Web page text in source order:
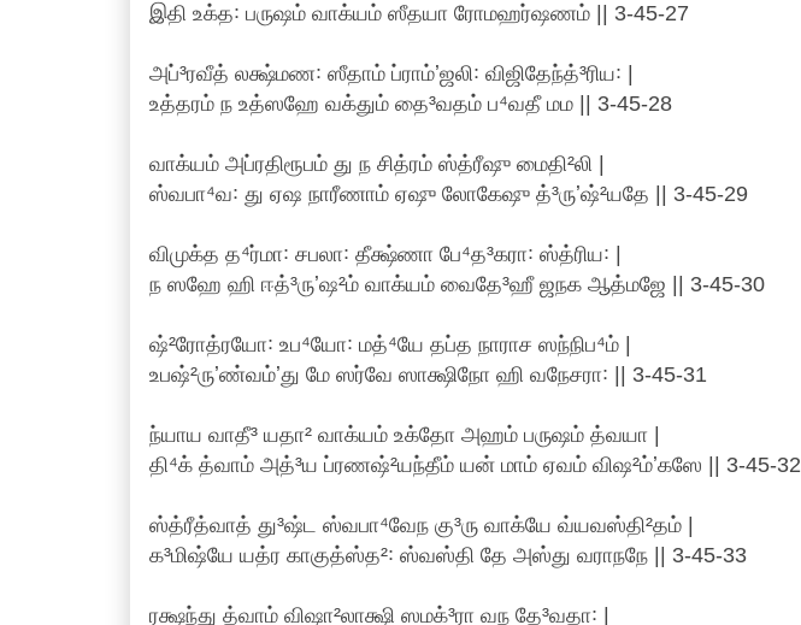
இதி உக்த꞉ பருஷம் வாக்யம் ஸீதயா ரோமஹர்ஷணம் || 3-45-27
அப்³ரவீத் லக்ஷ்மண꞉ ஸீதாம் ப்ராம்ʼஜலி꞉ விஜிதேந்த்³ரிய꞉ |
உத்தரம் ந உத்ஸஹே வக்தும் தை³வதம் ப⁴வதீ மம || 3-45-28
வாக்யம் அப்ரதிரூபம் து ந சித்ரம் ஸ்த்ரீஷு மைதி²லி |
ஸ்வபா⁴வ꞉ து ஏஷ நாரீணாம் ஏஷு லோகேஷு த்³ருʼஷ்²யதே || 3-45-29
விமுக்த த⁴ர்மா꞉ சபலா꞉ தீக்ஷ்ணா பே⁴த³கரா꞉ ஸ்த்ரிய꞉ |
ந ஸஹே ஹி ஈத்³ருʼஷ²ம் வாக்யம் வைதே³ஹீ ஜநக ஆத்மஜே || 3-45-30
ஷ்²ரோத்ரயோ꞉ உப⁴யோ꞉ மத்⁴யே தப்த நாராச ஸந்நிப⁴ம் |
உபஷ்²ருʼண்வம்ʼது மே ஸர்வே ஸாக்ஷிநோ ஹி வநேசரா꞉ || 3-45-31
ந்யாய வாதீ³ யதா² வாக்யம் உக்தோ அஹம் பருஷம் த்வயா |
தி⁴க் த்வாம் அத்³ய ப்ரணஷ்²யந்தீம் யன் மாம் ஏவம் விஷ²ம்ʼகஸே || 3-45-32
ஸ்த்ரீத்வாத் து³ஷ்ட ஸ்வபா⁴வேந கு³ரு வாக்யே வ்யவஸ்தி²தம் |
க³மிஷ்யே யத்ர காகுத்ஸ்த²꞉ ஸ்வஸ்தி தே அஸ்து வராநநே || 3-45-33
ரக்ஷந்து த்வாம் விஷா²லாக்ஷி ஸமக்³ரா வந தே³வதா꞉ |